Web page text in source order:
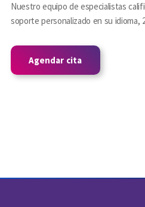
Nuestro equipo de especialistas
soporte personalizado en su idioma,
Agendar cita